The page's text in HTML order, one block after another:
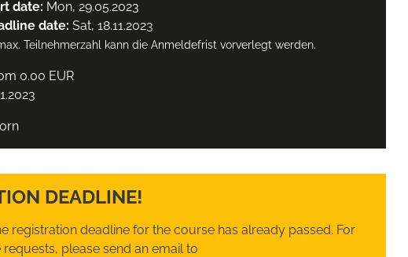
date: Mon, 29.05.2023
date: Sat, 18.11.2023
Teilnehmerzahl kann die Anmeldefrist vorverlegt werden.
0.00 EUR
DEADLINE!
registration deadline for the course has already passed. For
please send an email to